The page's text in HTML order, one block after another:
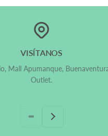
VISÍTANOS
Mall Apumanque,
Outlet.